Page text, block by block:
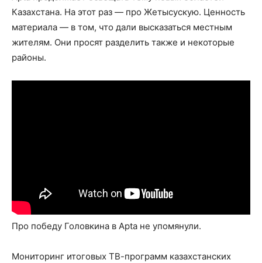
Казахстана. На этот раз — про Жетысускую. Ценность
материала — в том, что дали высказаться местным
жителям. Они просят разделить также и некоторые
районы.
Про победу Головкина в Apta не упомянули.
Мониторинг итоговых ТВ-программ казахстанских